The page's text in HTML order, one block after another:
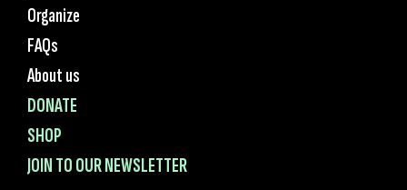
Organize
FAQs
About us
DONATE
SHOP
JOIN TO OUR NEWSLETTER